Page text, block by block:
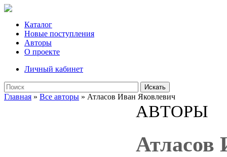
Каталог
Новые поступления
Авторы
О проекте
Личный кабинет
Искать
Главная » Все авторы » Атласов Иван Яковлевич
АВТОРЫ
Атласов